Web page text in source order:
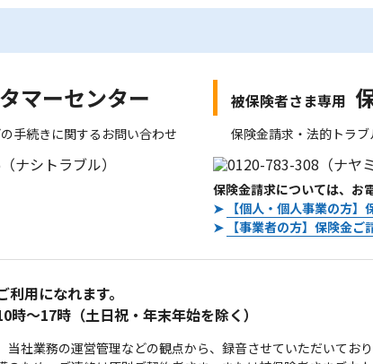
マーセンター
手続きに関するお問い合わせ
被保険者さま専用
保険金請求・法的トラ
保険金請求については、お
➤ 【個人・個人事業の方
➤ 【事業者の方】保険金
用になれます。
時～17時 （土日祝・年末年始を除く）
社業務の運営管理などの観点から、録音させていただいてお